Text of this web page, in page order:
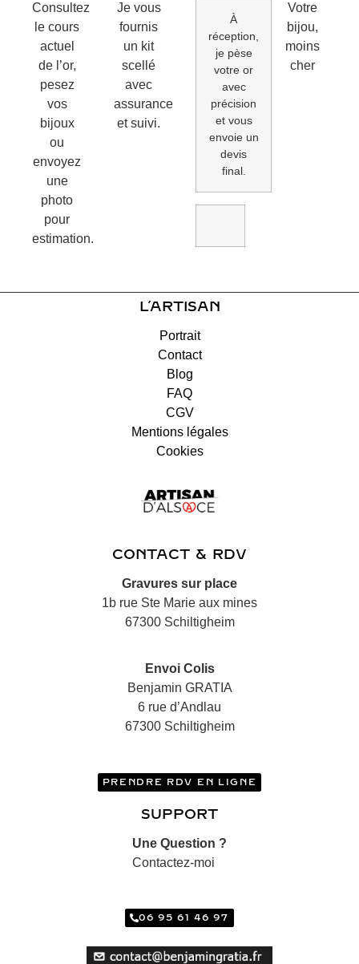
Consultez
le cours
actuel
de l’or,
pesez
vos
bijoux
ou
envoyez
une
photo
pour
estimation.
Je vous
fournis
un kit
scellé
avec
assurance
et suivi.
À
réception,
je pèse
votre or
avec
précision
et vous
envoie un
devis
final.
Votre
bijou,
moins
cher
L’ARTISAN
Portrait
Contact
Blog
FAQ
CGV
Mentions légales
Cookies
CONTACT & RDV
Gravures sur place
1b rue Ste Marie aux mines
67300 Schiltigheim
Envoi Colis
Benjamin GRATIA
6 rue d’Andlau
67300 Schiltigheim
PRENDRE RDV EN LIGNE
SUPPORT
Une Question ?
Contactez-moi
06 95 61 46 97